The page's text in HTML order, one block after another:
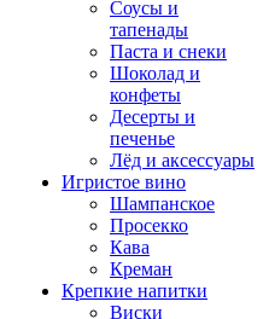
Соусы и
тапенады
Паста и снеки
Шоколад и
конфеты
Десерты и
печенье
Лёд и аксессуары
Игристое вино
Шампанское
Просекко
Кава
Креман
Крепкие напитки
Виски